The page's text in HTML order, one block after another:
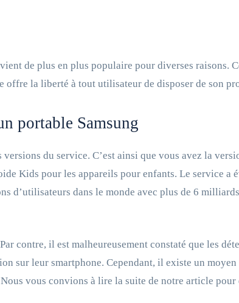
de plus en plus populaire pour diverses raisons.
offre la liberté à tout utilisateur de disposer de son
portable Samsung
du service. C’est ainsi que vous avez la
Kids pour les appareils pour enfants. Le service a
d’utilisateurs dans le monde avec plus de 6
contre, il est malheureusement constaté que les
sur leur smartphone. Cependant, il existe un moyen
vous convions à lire la suite de notre article pour